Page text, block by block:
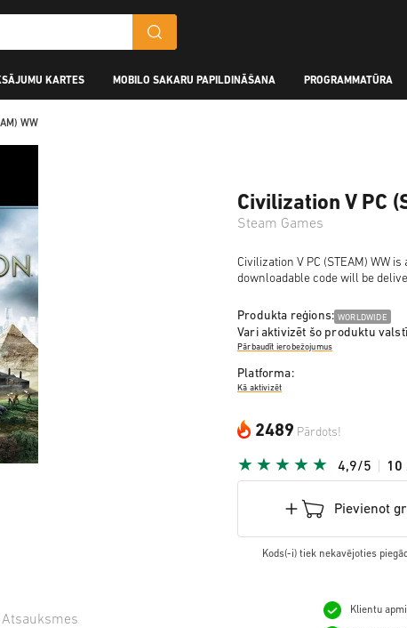
KARTES MOBILO SAKARU PAPILDINĀŠANA PROGRAMMATŪRA
WW
Atsauksmes
Civilization V PC
Steam Games
Civilization V PC (STEAM) WW
downloadable code will be
Produkta reģions: WORLDWIDE
Vari aktivizēt šo produktu
Pārbaudīt ierobežojumus
Platforma:
Kā aktivizēt
2489 Pārdots!
4,9/5 10
Pievienot
Kods(-i) tiek nekavējoties
Klientu